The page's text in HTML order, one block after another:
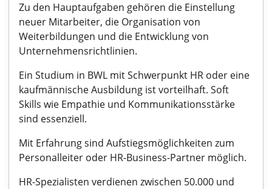
Zu den Hauptaufgaben gehören die Einstellung
neuer Mitarbeiter, die Organisation von
Weiterbildungen und die Entwicklung von
Unternehmensrichtlinien.
Ein Studium in BWL mit Schwerpunkt HR oder eine
kaufmännische Ausbildung ist vorteilhaft. Soft
Skills wie Empathie und Kommunikationsstärke
sind essenziell.
Mit Erfahrung sind Aufstiegsmöglichkeiten zum
Personalleiter oder HR-Business-Partner möglich.
HR-Spezialisten verdienen zwischen 50.000 und